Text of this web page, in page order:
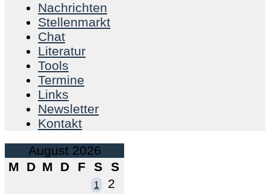
Nachrichten
Stellenmarkt
Chat
Literatur
Tools
Termine
Links
Newsletter
Kontakt
August 2026
M
D M D F S S
1 2